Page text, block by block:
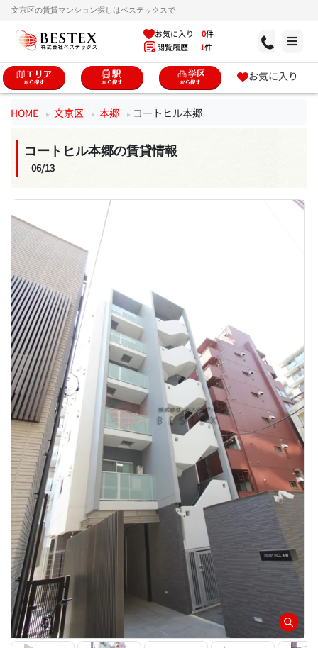
文京区の賃貸マンション探しはベステックスで
お気に入り 0件
閲覧履歴 1件
お気に入り
HOME 文京区 本郷 コートヒル本郷
コートヒル本郷の賃貸情報
06/13